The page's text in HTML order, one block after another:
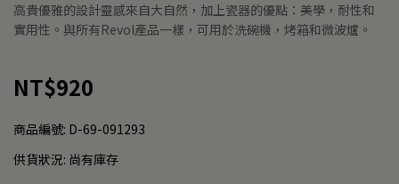
高貴優雅的設計靈感來自大自然，加上瓷器的優點：美學，耐性和
實用性。與所有Revol產品一樣，可用於洗碗機，烤箱和微波爐。
NT$920
商品編號: D-69-091293
供貨狀況: 尚有庫存